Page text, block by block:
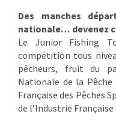
Des manches
nationale… devenez
Le Junior Fishing
compétition tous
pêcheurs, fruit du
Nationale de la Pêche
Française des Pêches
de l’Industrie Française